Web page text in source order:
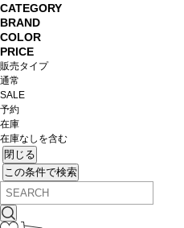
CATEGORY
BRAND
COLOR
PRICE
販売タイプ
通常
SALE
予約
在庫
在庫なしを含む
閉じる
この条件で検索